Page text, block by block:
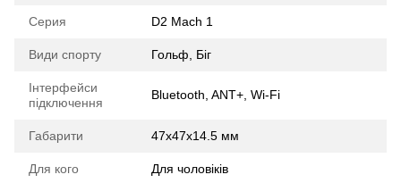
Серия D2 Mach 1
Види спорту Гольф, Біг
Інтерфейси
підключення
Bluetooth, ANT+, Wi-Fi
Габарити 47x47x14.5 мм
Для кого Для чоловіків